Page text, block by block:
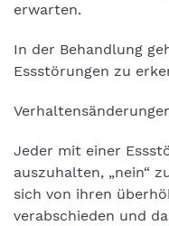
erwarten.
In der Behandlung
Essstörungen zu
Jeder mit einer
auszuhalten, „nein“
sich von ihren
verabschieden und